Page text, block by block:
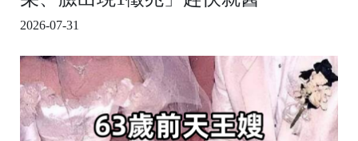
2026-07-31